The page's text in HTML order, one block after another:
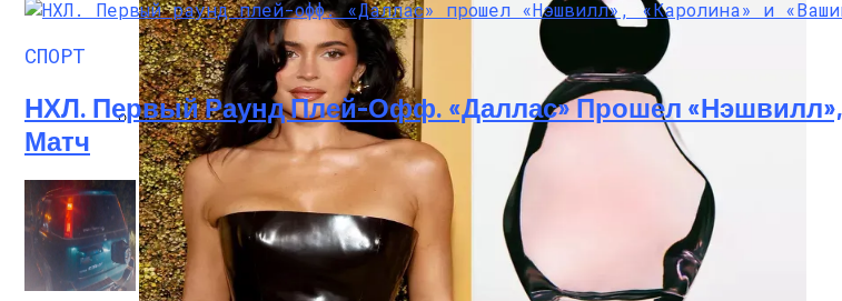
Масштабный Пожар В Киевской Многоэтажке: Пострадавший Попал В
СПОРТ
НХЛ. Первый Раунд Плей-Офф. «Даллас» Прошел
Матч